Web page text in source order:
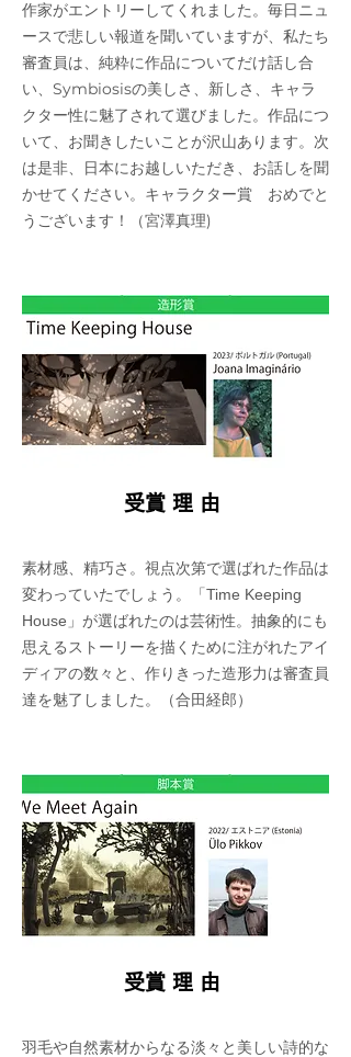
作家がエントリーしてくれました。毎日ニュ
ースで悲しい報道を聞いていますが、私たち
審査員は、純粋に作品についてだけ話し合
い、Symbiosisの美しさ、新しさ、キャラ
クター性に魅了されて選びました。作品につ
いて、お聞きしたいことが沢山あります。次
は是非、日本にお越しいただき、お話しを聞
かせてください。キャラクター賞 おめでと
うございます！（宮澤真理)
​受賞理由
素材感、精巧さ。視点次第で選ばれた作品は
変わっていたでしょう。「Time Keeping
House」が選ばれたのは芸術性。抽象的にも
思えるストーリーを描くために注がれたアイ
ディアの数々と、作りきった造形力は審査員
達を魅了しました。（合田経郎）
​受賞理由
羽毛や自然素材からなる淡々と美しい詩的な